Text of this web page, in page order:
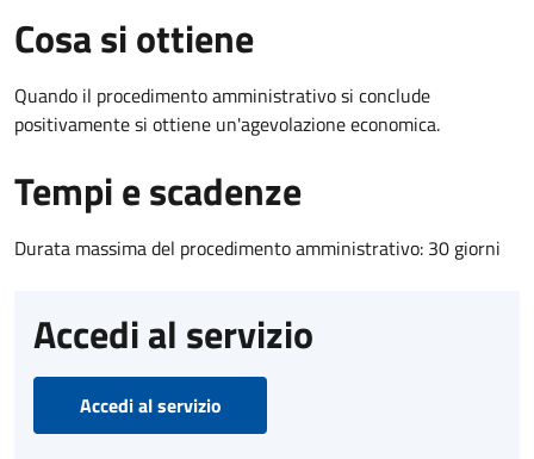
Cosa si ottiene
Quando il procedimento amministrativo si conclude
positivamente si ottiene un'agevolazione economica.
Tempi e scadenze
Durata massima del procedimento amministrativo: 30 giorni
Accedi al servizio
Accedi al servizio